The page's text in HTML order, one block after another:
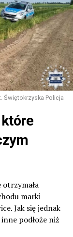
Świętokrzyska Policja
marki
Jak się jednak
inne podłoże niż